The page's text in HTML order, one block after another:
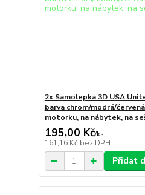
2x Samolepka 3D USA
barva chrom/modrá/
motorku, na nábytek, na
195,00 Kč/ks
161,16 Kč bez DPH
Přidat